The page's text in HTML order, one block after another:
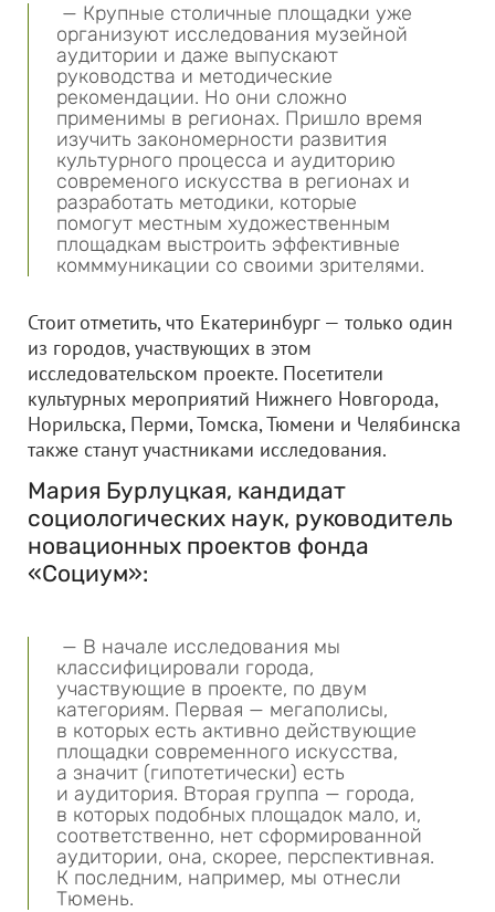
— Крупные столичные площадки уже
организуют исследования музейной
аудитории и даже выпускают
руководства и методические
рекомендации. Но они сложно
применимы в регионах. Пришло время
изучить закономерности развития
культурного процесса и аудиторию
современого искусства в регионах и
разработать методики, которые
помогут местным художественным
площадкам выстроить эффективные
комммуникации со своими зрителями.
Стоит отметить, что Екатеринбург — только один
из городов, участвующих в этом
исследовательском проекте. Посетители
культурных мероприятий Нижнего Новгорода,
Норильска, Перми, Томска, Тюмени и Челябинска
также станут участниками исследования.
Мария Бурлуцкая, кандидат
социологических наук, руководитель
новационных проектов фонда
«Социум»:
— В начале исследования мы
классифицировали города,
участвующие в проекте, по двум
категориям. Первая — мегаполисы,
в которых есть активно действующие
площадки современного искусства,
а значит (гипотетически) есть
и аудитория. Вторая группа — города,
в которых подобных площадок мало, и,
соответственно, нет сформированной
аудитории, она, скорее, перспективная.
К последним, например, мы отнесли
Тюмень.